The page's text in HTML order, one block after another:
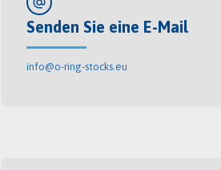
Senden Sie eine E-Mail
info@o-ring-stocks.eu